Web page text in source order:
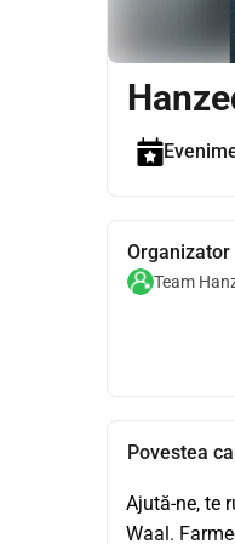
Organizator
Team
Povestea
Ajută-ne, te
Waal.